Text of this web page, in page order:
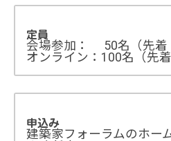
定員
会場参加： 50名（先着
オンライン：100名（先
申込み
建築家フォーラムのホー